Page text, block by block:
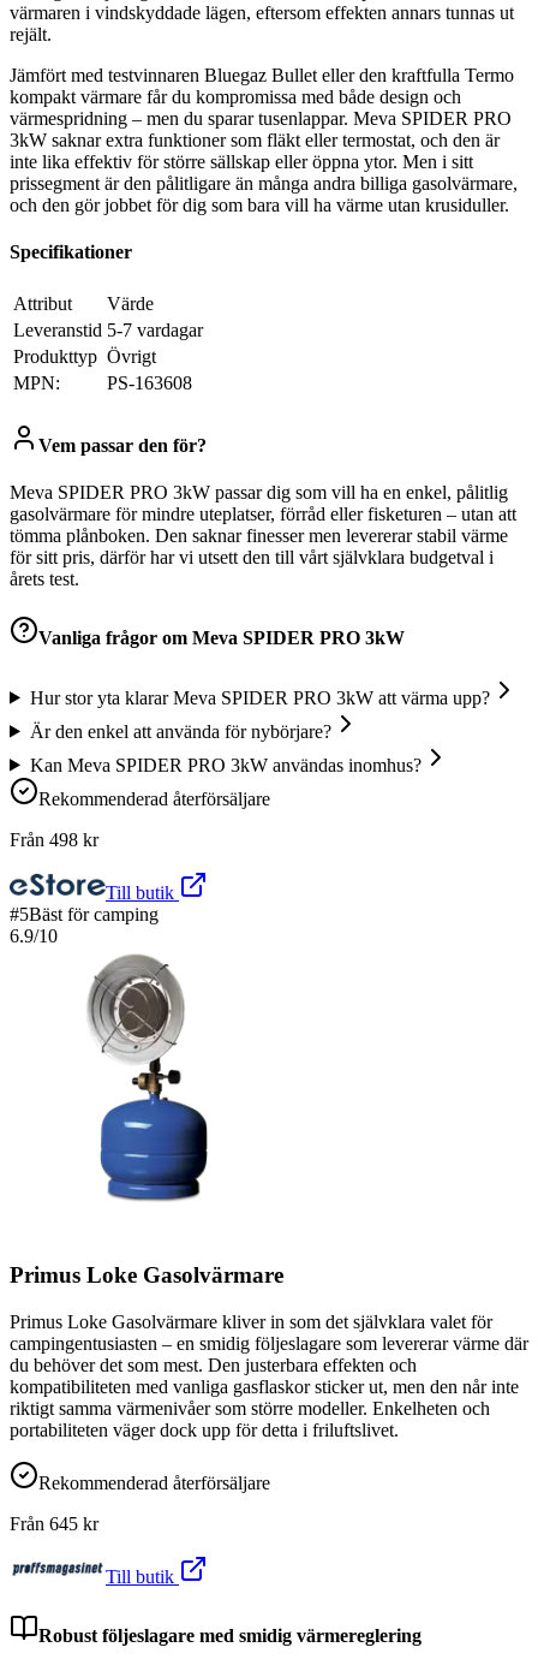
värmaren i vindskyddade lägen, eftersom effekten annars tunnas ut
rejält.
Jämfört med testvinnaren Bluegaz Bullet eller den kraftfulla Termo
kompakt värmare får du kompromissa med både design och
värmespridning – men du sparar tusenlappar. Meva SPIDER PRO
3kW saknar extra funktioner som fläkt eller termostat, och den är
inte lika effektiv för större sällskap eller öppna ytor. Men i sitt
prissegment är den pålitligare än många andra billiga gasolvärmare,
och den gör jobbet för dig som bara vill ha värme utan krusiduller.
Specifikationer
Attribut
Värde
Leveranstid 5-7 vardagar
Produkttyp Övrigt
MPN:
PS-163608
Vem passar den för?
Meva SPIDER PRO 3kW passar dig som vill ha en enkel, pålitlig
gasolvärmare för mindre uteplatser, förråd eller fisketuren – utan att
tömma plånboken. Den saknar finesser men levererar stabil värme
för sitt pris, därför har vi utsett den till vårt självklara budgetval i
årets test.
Vanliga frågor om Meva SPIDER PRO 3kW
Hur stor yta klarar Meva SPIDER PRO 3kW att värma upp?
Är den enkel att använda för nybörjare?
Kan Meva SPIDER PRO 3kW användas inomhus?
Rekommenderad återförsäljare
Från 498 kr
Till butik
#5Bäst för camping
6.9/10
Primus Loke Gasolvärmare
Primus Loke Gasolvärmare kliver in som det självklara valet för
campingentusiasten – en smidig följeslagare som levererar värme där
du behöver det som mest. Den justerbara effekten och
kompatibiliteten med vanliga gasflaskor sticker ut, men den når inte
riktigt samma värmenivåer som större modeller. Enkelheten och
portabiliteten väger dock upp för detta i friluftslivet.
Rekommenderad återförsäljare
Från 645 kr
Till butik
Robust följeslagare med smidig värmereglering